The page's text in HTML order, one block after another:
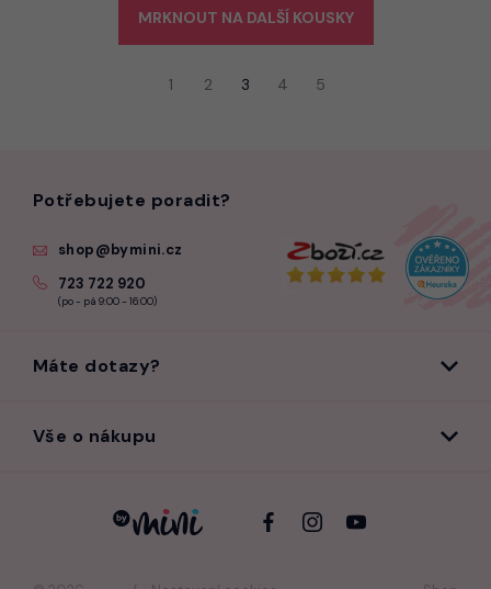
MRKNOUT NA DALŠÍ KOUSKY
1 2 3 4 5
Potřebujete poradit?
shop@bymini.cz
723 722 920
(po - pá 9:00 - 16:00)
Máte dotazy?
Vše o nákupu